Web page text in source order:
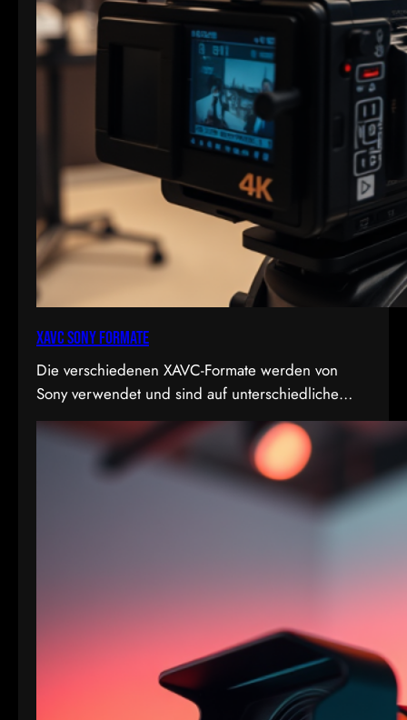
XAVC Sony Formate
Die verschiedenen XAVC-Formate werden von
Sony verwendet und sind auf unterschiedliche
Bedürfnisse in Bezug auf Qualität, Dateigröße und
Bitrate abgestimmt. Hier sind die Details zu den
Formaten: 1. XAVC S-I DCI: • Dies ist eine
intraframe-Version von XAVC S, die in DCI 4K-
Auflösung (4096×2160) arbeitet. “I” steht für